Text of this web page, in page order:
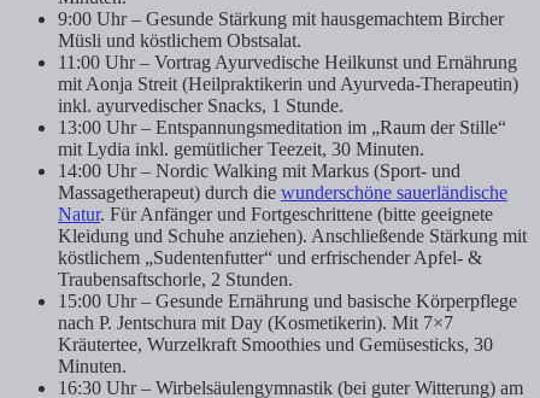
9:00 Uhr – Gesunde Stärkung mit hausgemachtem Bircher
Müsli und köstlichem Obstsalat.
11:00 Uhr – Vortrag Ayurvedische Heilkunst und Ernährung
mit Aonja Streit (Heilpraktikerin und Ayurveda-Therapeutin)
inkl. ayurvedischer Snacks, 1 Stunde.
13:00 Uhr – Entspannungsmeditation im „Raum der Stille“
mit Lydia inkl. gemütlicher Teezeit, 30 Minuten.
14:00 Uhr – Nordic Walking mit Markus (Sport- und
Massagetherapeut) durch die wunderschöne sauerländische
Natur. Für Anfänger und Fortgeschrittene (bitte geeignete
Kleidung und Schuhe anziehen). Anschließende Stärkung mit
köstlichem „Sudentenfutter“ und erfrischender Apfel- &
Traubensaftschorle, 2 Stunden.
15:00 Uhr – Gesunde Ernährung und basische Körperpflege
nach P. Jentschura mit Day (Kosmetikerin). Mit 7×7
Kräutertee, Wurzelkraft Smoothies und Gemüsesticks, 30
Minuten.
16:30 Uhr – Wirbelsäulengymnastik (bei guter Witterung) am